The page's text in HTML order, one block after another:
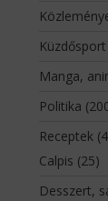
Küzdősport
Manga,
Politika
Receptek
Calpis (25)
Desszert,